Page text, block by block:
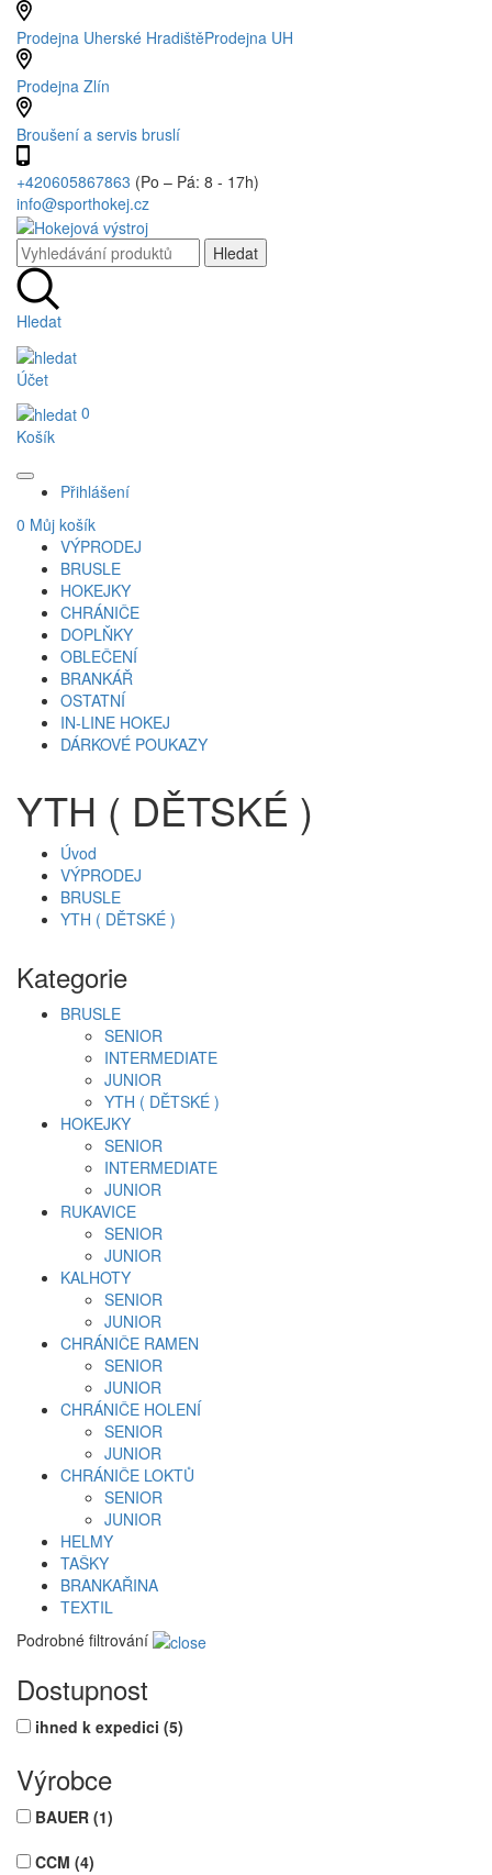
Prodejna Uherské HradištěProdejna UH
Prodejna Zlín
Broušení a servis bruslí
+420605867863 (Po – Pá: 8 - 17h)
info@sporthokej.cz
Hledat
Účet
0
Košík
Přihlášení
0 Můj košík
VÝPRODEJ
BRUSLE
HOKEJKY
CHRÁNIČE
DOPLŇKY
OBLEČENÍ
BRANKÁŘ
OSTATNÍ
IN-LINE HOKEJ
DÁRKOVÉ POUKAZY
YTH ( DĚTSKÉ )
Úvod
VÝPRODEJ
BRUSLE
YTH ( DĚTSKÉ )
Kategorie
BRUSLE
SENIOR
INTERMEDIATE
JUNIOR
YTH ( DĚTSKÉ )
HOKEJKY
SENIOR
INTERMEDIATE
JUNIOR
RUKAVICE
SENIOR
JUNIOR
KALHOTY
SENIOR
JUNIOR
CHRÁNIČE RAMEN
SENIOR
JUNIOR
CHRÁNIČE HOLENÍ
SENIOR
JUNIOR
CHRÁNIČE LOKTŮ
SENIOR
JUNIOR
HELMY
TAŠKY
BRANKAŘINA
TEXTIL
Podrobné filtrování
Dostupnost
ihned k expedici (5)
Výrobce
BAUER (1)
CCM (4)